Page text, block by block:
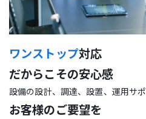
ワンストップ対応
だからこその安心感
設備の設計、調達、設置、運用サ
お客様のご要望を